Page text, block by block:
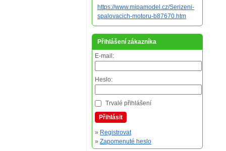
https://www.mipamodel.cz/Serizeni-
spalovacich-motoru-b87670.htm
Přihlášení zákazníka
E-mail:
Heslo:
Trvalé přihlášení
Přihlásit
» Registrovat
» Zapomenuté heslo